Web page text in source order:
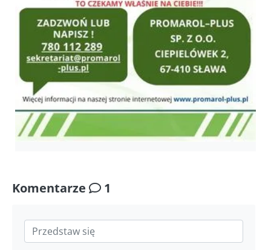
Komentarze 1